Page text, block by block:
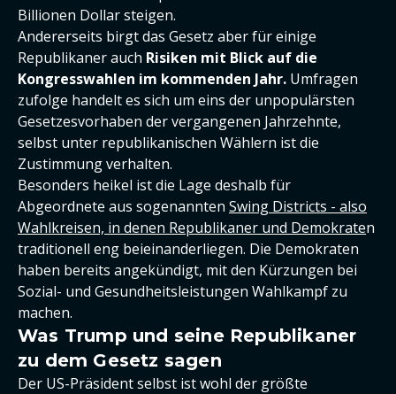
Billionen Dollar steigen.
Andererseits birgt das Gesetz aber für einige
Republikaner auch Risiken mit Blick auf die
Kongresswahlen im kommenden Jahr. Umfragen
zufolge handelt es sich um eins der unpopulärsten
Gesetzesvorhaben der vergangenen Jahrzehnte,
selbst unter republikanischen Wählern ist die
Zustimmung verhalten.
Besonders heikel ist die Lage deshalb für
Abgeordnete aus sogenannten Swing Districts - also
Wahlkreisen, in denen Republikaner und Demokraten
traditionell eng beieinanderliegen. Die Demokraten
haben bereits angekündigt, mit den Kürzungen bei
Sozial- und Gesundheitsleistungen Wahlkampf zu
machen.
Was Trump und seine Republikaner
zu dem Gesetz sagen
Der US-Präsident selbst ist wohl der größte